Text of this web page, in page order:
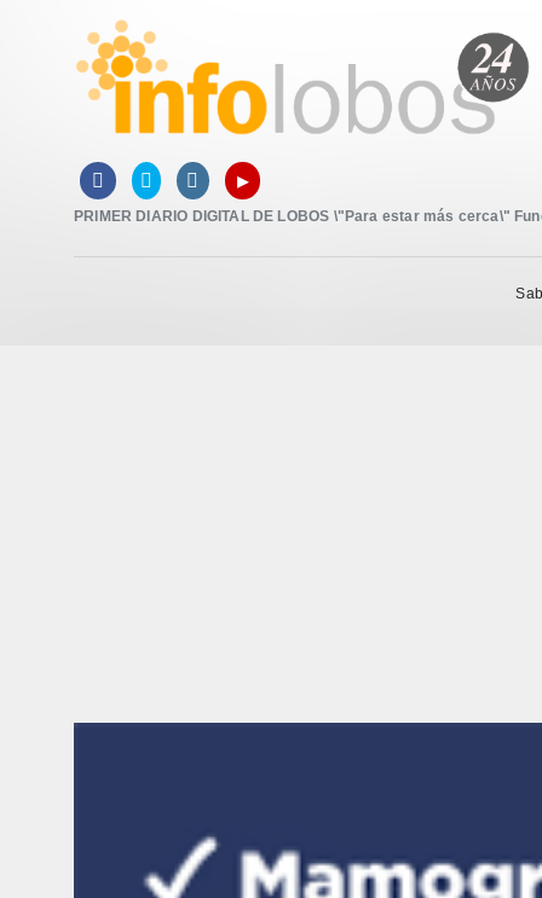
   ▸
PRIMER DIARIO DIGITAL DE LOBOS \"Para estar más cerca\"